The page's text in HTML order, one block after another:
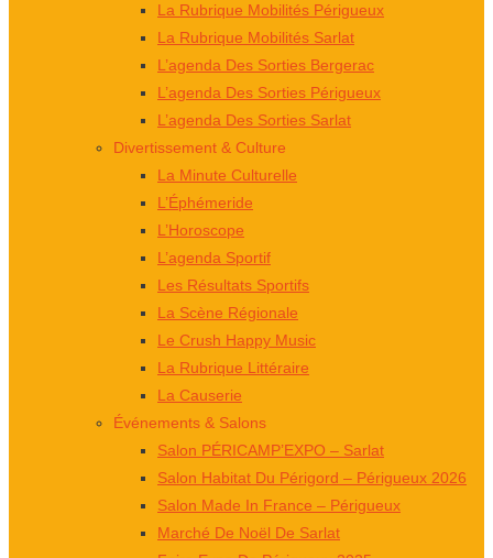
La Rubrique Mobilités Périgueux
La Rubrique Mobilités Sarlat
L’agenda Des Sorties Bergerac
L’agenda Des Sorties Périgueux
L’agenda Des Sorties Sarlat
Divertissement & Culture
La Minute Culturelle
L’Éphémeride
L’Horoscope
L’agenda Sportif
Les Résultats Sportifs
La Scène Régionale
Le Crush Happy Music
La Rubrique Littéraire
La Causerie
Événements & Salons
Salon PÉRICAMP’EXPO – Sarlat
Salon Habitat Du Périgord – Périgueux 2026
Salon Made In France – Périgueux
Marché De Noël De Sarlat